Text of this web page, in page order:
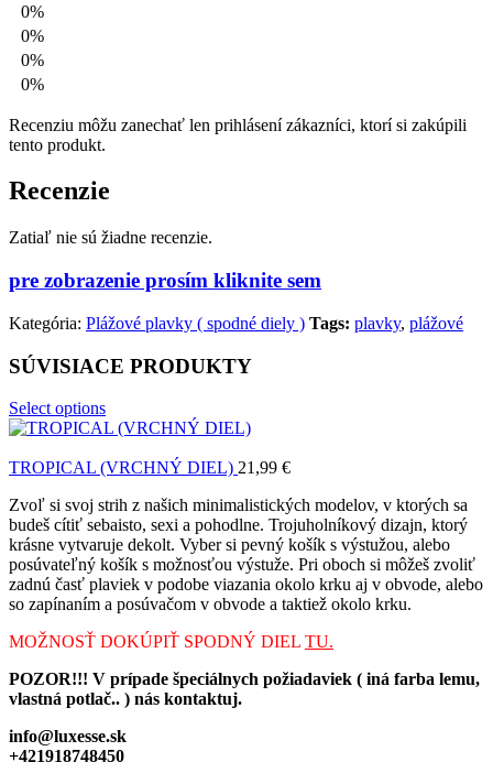
0%
0%
0%
0%
Recenziu môžu zanechať len prihlásení zákazníci, ktorí si zakúpili
tento produkt.
Recenzie
Zatiaľ nie sú žiadne recenzie.
pre zobrazenie prosím kliknite sem
Kategória: Plážové plavky ( spodné diely ) Tags: plavky, plážové
SÚVISIACE PRODUKTY
Select options
TROPICAL (VRCHNÝ DIEL) 21,99 €
Zvoľ si svoj strih z našich minimalistických modelov, v ktorých sa
budeš cítiť sebaisto, sexi a pohodlne. Trojuholníkový dizajn, ktorý
krásne vytvaruje dekolt. Vyber si pevný košík s výstužou, alebo
posúvateľný košík s možnosťou výstuže. Pri oboch si môžeš zvoliť
zadnú časť plaviek v podobe viazania okolo krku aj v obvode, alebo
so zapínaním a posúvačom v obvode a taktiež okolo krku.
MOŽNOSŤ DOKÚPIŤ SPODNÝ DIEL TU.
POZOR!!! V prípade špeciálnych požiadaviek ( iná farba lemu,
vlastná potlač.. ) nás kontaktuj.
info@luxesse.sk
+421918748450